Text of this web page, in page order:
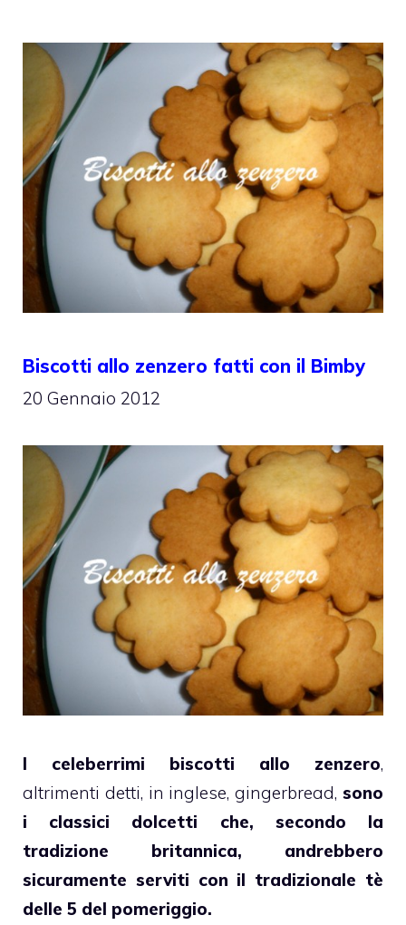
Biscotti allo zenzero fatti con il Bimby
20 Gennaio 2012
I celeberrimi biscotti allo zenzero,
altrimenti detti, in inglese, gingerbread, sono
i classici dolcetti che, secondo la
tradizione britannica, andrebbero
sicuramente serviti con il tradizionale tè
delle 5 del pomeriggio.